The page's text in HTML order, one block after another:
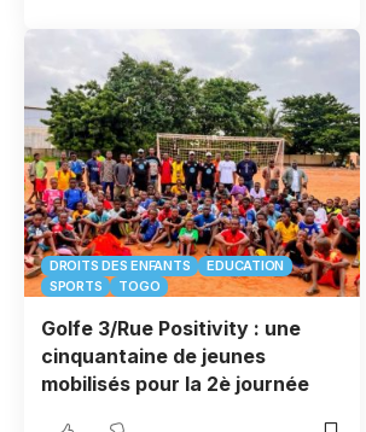
DROITS DES ENFANTS
EDUCATION
SPORTS
TOGO
Golfe 3/Rue Positivity : une
cinquantaine de jeunes
mobilisés pour la 2è journée